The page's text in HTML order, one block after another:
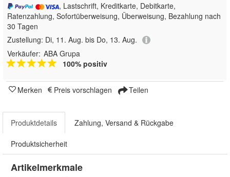
, Lastschrift, Kreditkarte, Debitkarte,
Ratenzahlung, Sofortüberweisung, Überweisung, Bezahlung nach
30 Tagen
Zustellung: Di, 11. Aug. bis Do, 13. Aug.
Verkäufer: ABA Grupa
100% positiv
Merken Preis vorschlagen Teilen
Produktdetails Zahlung, Versand & Rückgabe
Produktsicherheit
Artikelmerkmale